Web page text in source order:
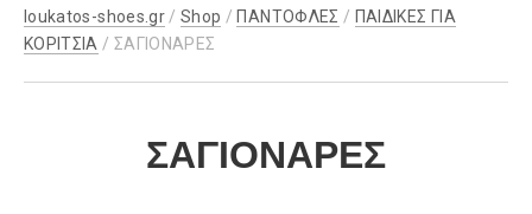
Ι
Ο
loukatos-shoes.gr/Shop / ΠΑΝΤΟΦΛΕΣ / ΠΑΙΔΙΚΕΣ ΓΙΑ
ΚΟΡΙΤΣΙΑ / ΣΑΓΙΟΝΑΡΕΣ
ΣΑΓΙΟΝΑΡΕΣ